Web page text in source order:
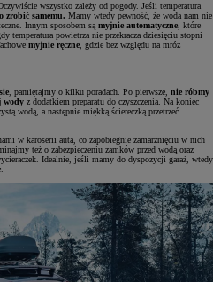
wszystko zależy od pogody. Jeśli temperatura
zrobić samemu. Mamy wtedy pewność, że woda nam nie
Innym sposobem są myjnie automatyczne, które
temperatura powietrza nie przekracza dziesięciu stopni
myjnie ręczne, gdzie bez względu na mróz
, pamiętajmy o kilku poradach. Po pierwsze, nie róbmy
wody z dodatkiem preparatu do czyszczenia. Na koniec
wodą, a następnie miękką ściereczką przetrzeć
w karoserii auta, co zapobiegnie zamarznięciu w nich
też o zabezpieczeniu zamków przed wodą oraz
Idealnie, jeśli mamy do dyspozycji garaż, wtedy